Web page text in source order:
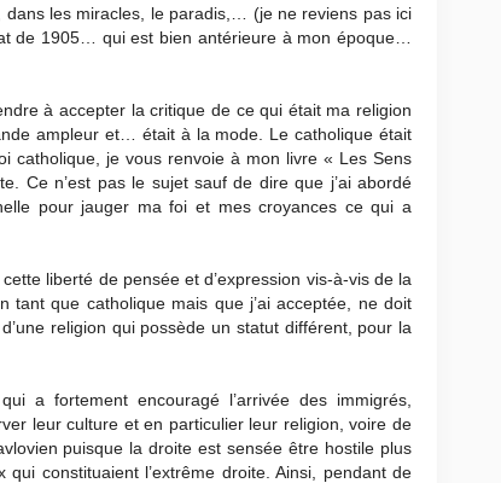
les miracles, le paradis,… (je ne reviens pas ici
de 1905… qui est bien antérieure à mon époque…
à accepter la critique de ce qui était ma religion
ampleur et… était à la mode. Le catholique était
catholique, je vous renvoie à mon livre « Les Sens
Ce n’est pas le sujet sauf de dire que j’ai abordé
pour jauger ma foi et mes croyances ce qui a
liberté de pensée et d’expression vis-à-vis de la
tant que catholique mais que j’ai acceptée, ne doit
religion qui possède un statut différent, pour la
a fortement encouragé l’arrivée des immigrés,
leur culture et en particulier leur religion, voire de
puisque la droite est sensée être hostile plus
constituaient l’extrême droite. Ainsi, pendant de